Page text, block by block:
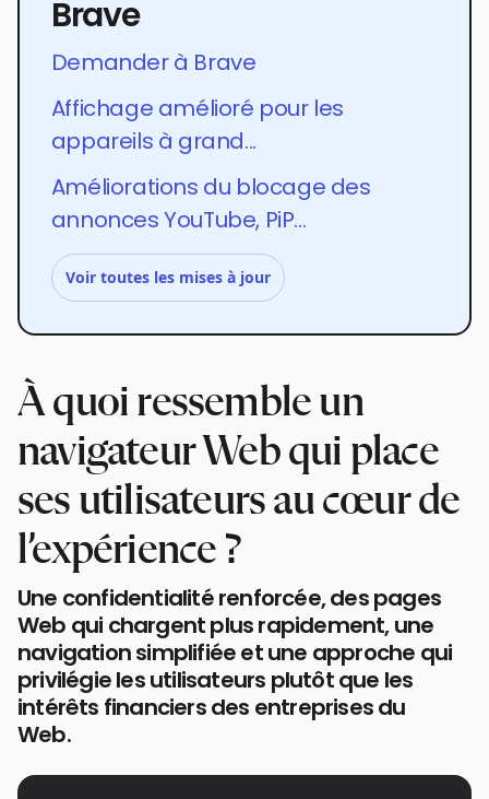
Brave
Demander à Brave
Affichage amélioré pour les
appareils à grand...
Améliorations du blocage des
annonces YouTube, PiP...
Voir toutes les mises à jour
À quoi ressemble un
navigateur Web qui place
ses utilisateurs au cœur de
l’expérience ?
Une confidentialité renforcée, des pages
Web qui chargent plus rapidement, une
navigation simplifiée et une approche qui
privilégie les utilisateurs plutôt que les
intérêts financiers des entreprises du
Web.